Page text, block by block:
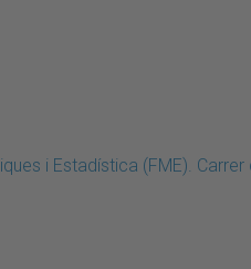
i Estadística (FME). Carrer